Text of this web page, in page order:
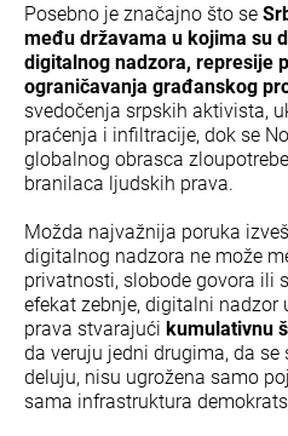
Posebno je značajno što se
među državama u kojima su
digitalnog nadzora, represije
ograničavanja građanskog
svedočenja srpskih aktivista,
praćenja i infiltracije, dok se
globalnog obrasca
branilaca ljudskih prava.
Možda najvažnija poruka
digitalnog nadzora ne može
privatnosti, slobode govora ili
efekat zebnje, digitalni nadzor
prava stvarajući kumulativnu
da veruju jedni drugima, da
deluju, nisu ugrožena samo
sama infrastruktura